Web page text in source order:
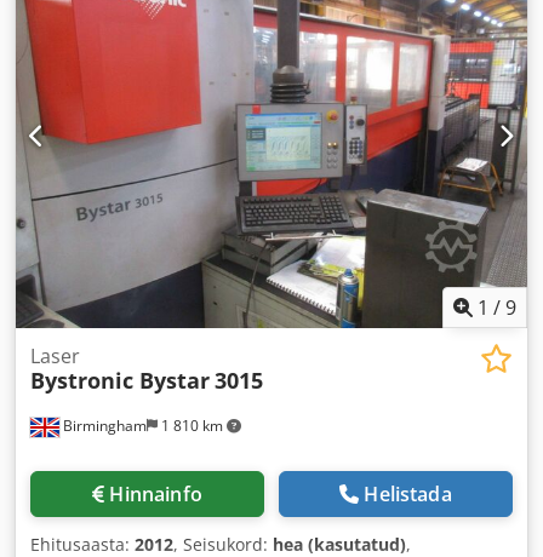
1 /9
Birmingham 1 810 km
Laser
Bystronic Bystar3015
Hinnainfo Helistada
Ehitusaasta: 2012, Seisukord: hea (kasutatud),